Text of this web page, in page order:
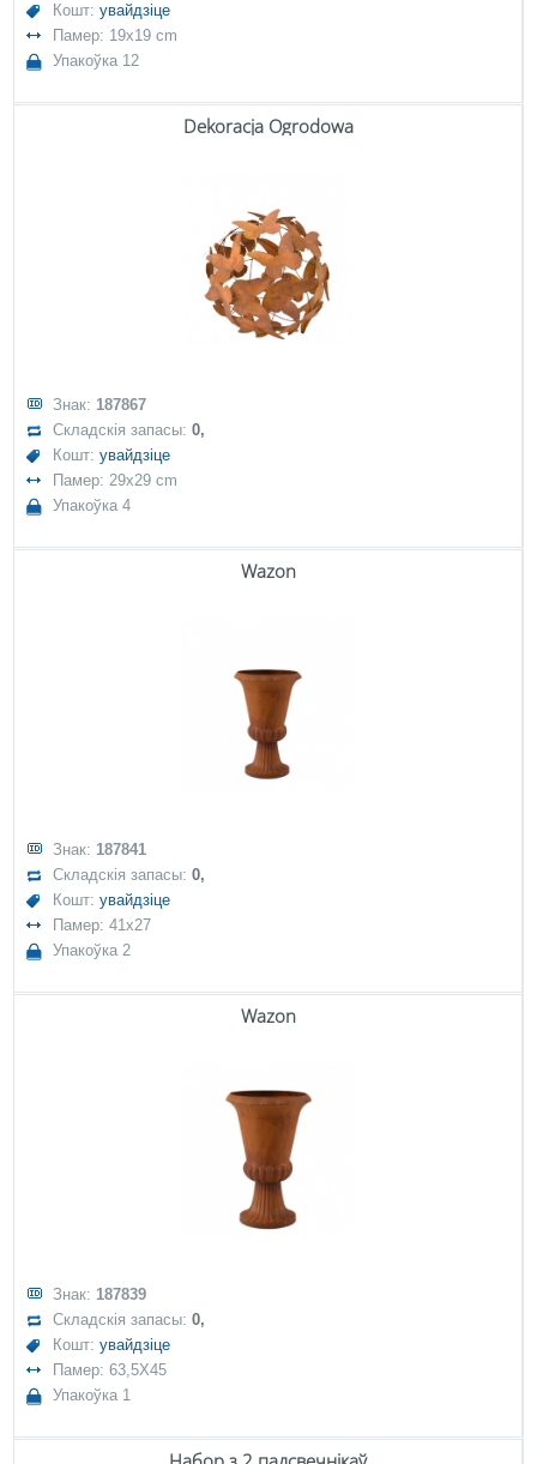
Кошт:увайдзіце
Памер: 19x19 cm
Упакоўка 12
Dekoracja Ogrodowa
Знак: 187867
Складскія запасы:0,
Кошт:увайдзіце
Памер: 29x29 cm
Упакоўка 4
Wazon
Знак: 187841
Складскія запасы:0,
Кошт:увайдзіце
Памер: 41x27
Упакоўка 2
Wazon
Знак: 187839
Складскія запасы:0,
Кошт:увайдзіце
Памер: 63,5X45
Упакоўка 1